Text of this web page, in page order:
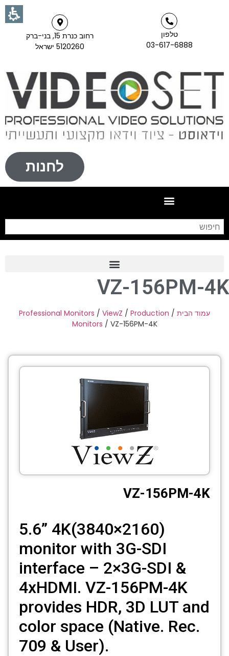
טלפון
03-617-6888
רחוב כנרת 15, בני-ברק
5120260 ישראל
לחנות
Frame Grabber
Industrial Camera
Professional Monitors
C-Mount Lenss
Professional Video Equipment
Visualizer
Fiber Optic
AV over IP
CCTV
Photo Printers
VZ-156PM-4K
עמוד הבית /
Professional Monitors / ViewZ / Production
Monitors / VZ-156PM-4K
VZ-156PM-4K
5.6” 4K(3840×2160)
monitor with 3G-SDI
interface – 2×3G-SDI &
4xHDMI. VZ-156PM-4K
provides HDR, 3D LUT and
color space (Native. Rec.
709 & User).